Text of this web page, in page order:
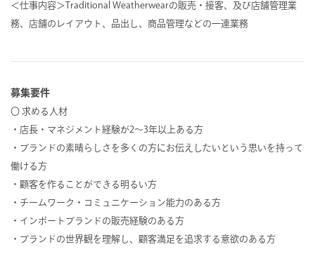
＜仕事内容＞Traditional Weatherwearの販売・接客、及び店舗管理業
務、店舗のレイアウト、品出し、商品管理などの一連業務
募集要件
〇 求める人材
・店長・マネジメント経験が2～3年以上ある方
・ブランドの素晴らしさを多くの方にお伝えしたいという思いを持って
働ける方
・顧客を作ることができる明るい方
・チームワーク・コミュニケーション能力のある方
・インポートブランドの販売経験のある方
・ブランドの世界観を理解し、顧客満足を追求する意欲のある方